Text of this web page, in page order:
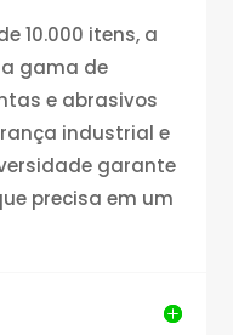
10.000 itens, a
gama de
e abrasivos
industrial e
garante
precisa em um